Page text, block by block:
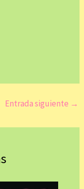
Entrada siguiente →